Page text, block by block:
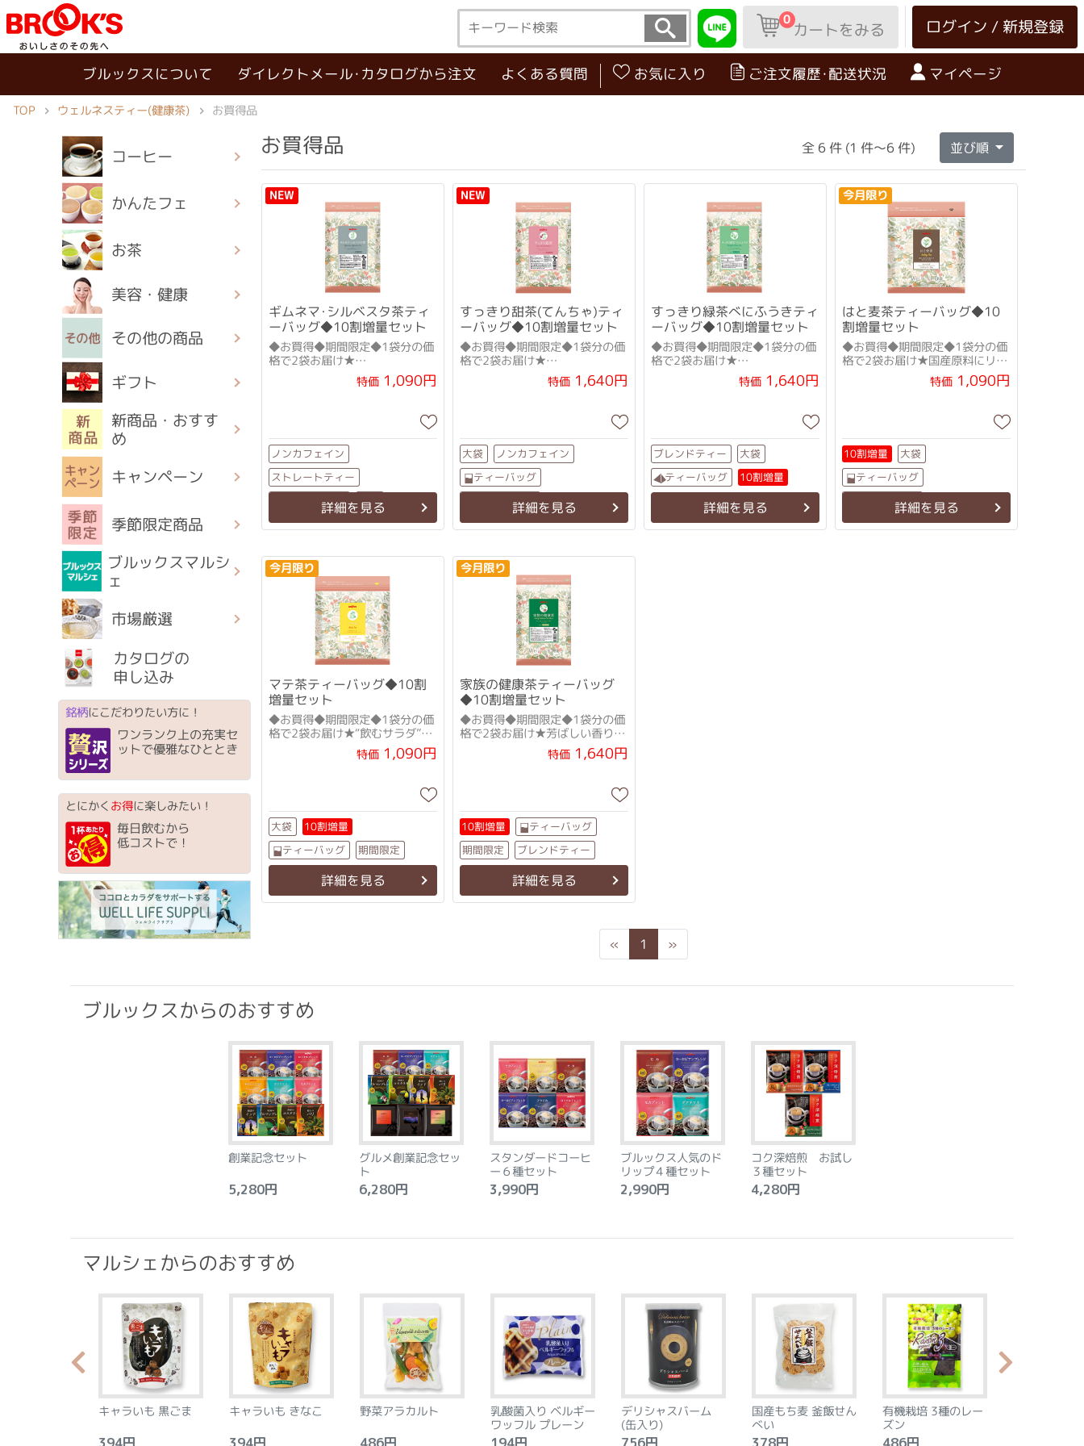
ログイン / 新規登録
0カートをみる
ブルックスについて ダイレクトメール･カタログから注文 よくある質問 お気に入り ご注文履歴･配送状況 マイページ
TOP ウェルネスティー(健康茶) お買得品
コーヒー
かんたフェ
お茶
美容・健康
その他の商品
ギフト
新商品・おすす
め
キャンペーン
季節限定商品
ブルックスマルシ
ェ
市場厳選
カタログの
申し込み
銘柄にこだわりたい方に！
ワンランク上の充実セ
ットで優雅なひととき
とにかく お得に楽しみたい！
毎日飲むから
低コストで！
お買得品 全 6 件 (1 件～6 件) 並び順
NEW
ギムネマ･シルベスタ茶ティ
ーバッグ◆10割増量セット
◆お買得◆期間限定◆1袋分の価
格で2袋お届け★
「グルマール（糖を壊すも
の）」の異名を持つ古代
特価 1,090円
ノンカフェイン
ストレートティー
ティーバッグ 大袋
詳細を見る
NEW
すっきり甜茶(てんちゃ)ティ
ーバッグ◆10割増量セット
◆お買得◆期間限定◆1袋分の価
格で2袋お届け★
甜茶とシソ等の飲みやすいブレ
特価 1,640円
大袋 ノンカフェイン
ティーバッグ
ブレンドティー詳細を見る
すっきり緑茶べにふうきティ
ーバッグ◆10割増量セット
◆お買得◆期間限定◆1袋分の価
格で2袋お届け★
ペパーミント配合のさわやかな
特価 1,640円
ブレンドティー 大袋
ティーバッグ 10割増量
詳細を見る
今月限り
はと麦茶ティーバッグ◆10
割増量セット
◆お買得◆期間限定◆1袋分の価
格で2袋お届け★国産原料にリニ
特価 1,090円
10割増量 大袋
ティーバッグ
ノンカフェイン詳細を見る
今月限り
マテ茶ティーバッグ◆10割
増量セット
◆お買得◆期間限定◆1袋分の価
格で2袋お届け★“飲むサラダ”で
元気にキ・レ・イ！
特価 1,090円
大袋 10割増量
ティーバッグ 期間限定
詳細を見る
今月限り
家族の健康茶ティーバッグ
◆10割増量セット
◆お買得◆期間限定◆1袋分の価
格で2袋お届け★芳ばしい香り、
さっぱりとした味特価 1,640円
10割増量 ティーバッグ
期間限定 ブレンドティー
詳細を見る
« Previous
1 »Next
ブルックスからのおすすめ
創業記念セット
5,280円
グルメ創業記念セッ
ト
6,280円
スタンダードコーヒ
ー６種セット
3,990円
ブルックス人気のド
リップ４種セット
2,990円
コク深焙煎 お試し
３種セット
4,280円
マルシェからのおすすめ
キャラいも 黒ごま キャラいも きなこ 野菜アラカルト 乳酸菌入り ベルギー
ワッフル プレーン
デリシャスバーム
(缶入り)
国産もち麦 釜飯せん
べい
有機栽培 3種のレー
ズン